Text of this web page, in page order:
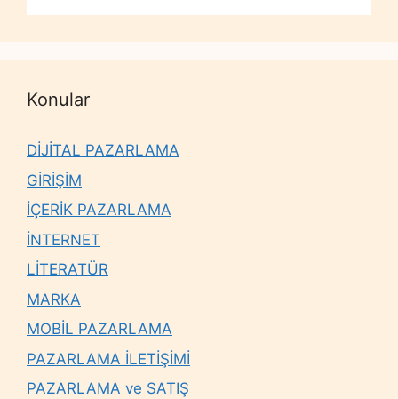
Konular
DİJİTAL PAZARLAMA
GİRİŞİM
İÇERİK PAZARLAMA
İNTERNET
LİTERATÜR
MARKA
MOBİL PAZARLAMA
PAZARLAMA İLETİŞİMİ
PAZARLAMA ve SATIŞ